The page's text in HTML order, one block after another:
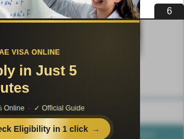
по педагогике
публикаций
Познайка.Орг - 2016-2026 год. Материал
5